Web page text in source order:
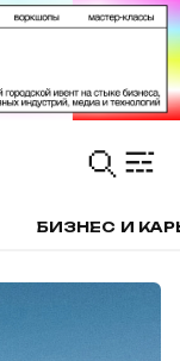
БИЗНЕС И